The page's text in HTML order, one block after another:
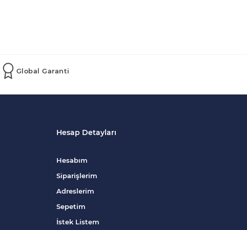
Global Garanti
Hesap Detayları
Hesabım
Siparişlerim
Adreslerim
Sepetim
İstek Listem